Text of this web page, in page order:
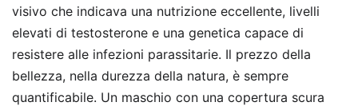
visivo che indicava una nutrizione eccellente, livelli
elevati di testosterone e una genetica capace di
resistere alle infezioni parassitarie. Il prezzo della
bellezza, nella durezza della natura, è sempre
quantificabile. Un maschio con una copertura scura